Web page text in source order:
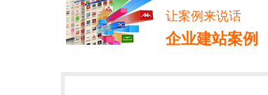
让案例来说话
企业建站案例